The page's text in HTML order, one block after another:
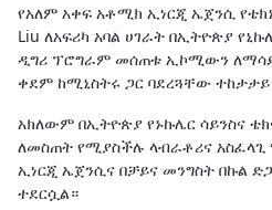
የአለም አቀፍ አቶሚክ ኢነርጂ ኤጀንሲ
Liu ለአፍሪካ አባል ሀገራት በኢትዮጵያ
ዲግሪ ፕሮግራም መሰጠቱ ኢኮሚውን
ቀደም ከሚኒስትሩ ጋር ባደረጓቸው ተከታታይ
አክለውም በኢትዮጵያ የኑኩሌር ሳይንስና
ለመስጠት የሚያስችሉ ላብራቶሪና አስፈላጊ
ኢነርጂ ኤጀንሲና በቻይና መንግስት በኩል
ተደርሷል።